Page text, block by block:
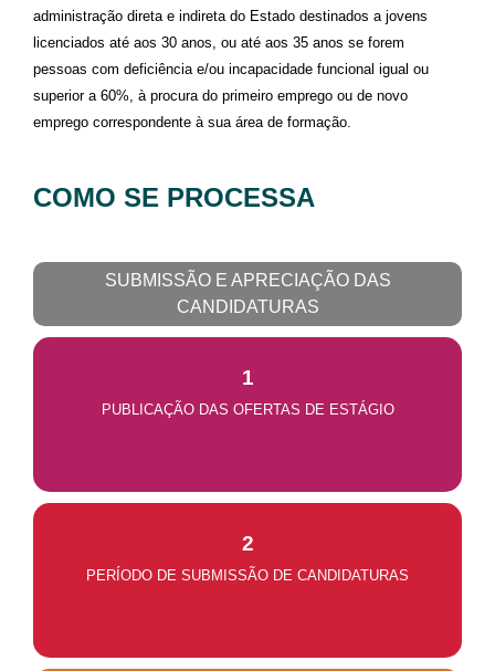
administração direta e indireta do Estado destinados a jovens
licenciados até aos 30 anos, ou até aos 35 anos se forem
pessoas com deficiência e/ou incapacidade funcional igual ou
superior a 60%, à procura do primeiro emprego ou de novo
emprego correspondente à sua área de formação.
COMO SE PROCESSA
SUBMISSÃO E APRECIAÇÃO DAS
CANDIDATURAS
1
PUBLICAÇÃO DAS OFERTAS DE ESTÁGIO
2
PERÍODO DE SUBMISSÃO DE CANDIDATURAS